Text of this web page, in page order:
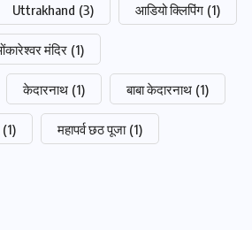
Uttrakhand (3) आडियो क्लिपिंग (1)
मंदिर (1)
केदारनाथ (1) बाबा केदारनाथ (1)
(1) महापर्व छठ पूजा (1)